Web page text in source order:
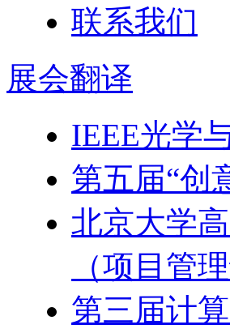
联系我们
展会翻译
IEEE光学
第五届“创
北京大学
（项目管
第三届计